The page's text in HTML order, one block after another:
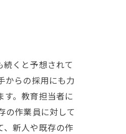
くと予想されて
からの採用にも力
。教育担当者に
の作業員に対して
新人や既存の作